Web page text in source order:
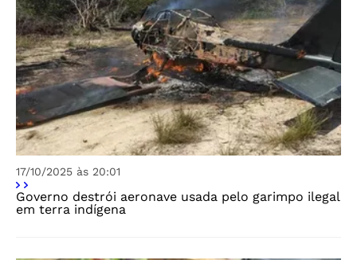
17/10/2025 às 20:01
Governo destrói aeronave usada pelo garimpo ilegal
em terra indígena